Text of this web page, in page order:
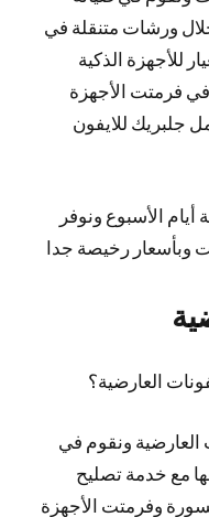
ورشات متنقلة في
للأجهزة الذكية
في فرمتت الأجهزة
جلبريك للايفون
وطيلة أيام الأسبوع ونوفر
وبأسعار رخيصة جدا
العارضية؟
العارضية ونقوم في
مع خدمة تصليح
وفرمتت الأجهزة